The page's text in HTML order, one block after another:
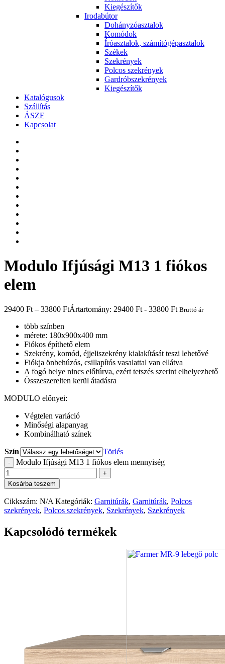
Kiegészítők
Irodabútor
Dohányzóasztalok
Komódok
Íróasztalok, számítógépasztalok
Székek
Szekrények
Polcos szekrények
Gardróbszekrények
Kiegészítők
Katalógusok
Szállítás
ÁSZF
Kapcsolat
Modulo Ifjúsági M13 1 fiókos
elem
29400 Ft – 33800 FtÁrtartomány: 29400 Ft - 33800 Ft Bruttó ár
több színben
mérete: 180x900x400 mm
Fiókos építhető elem
Szekrény, komód, éjjeliszekrény kialakítását teszi lehetővé
Fiókja önbehúzós, csillapítós vasalattal van ellátva
A fogó helye nincs előfúrva, ezért tetszés szerint elhelyezhető
Összeszerelten kerül átadásra
MODULO előnyei:
Végtelen variáció
Minőségi alapanyag
Kombinálható színek
Szín Törlés
- Modulo Ifjúsági M13 1 fiókos elem mennyiség
+
Kosárba teszem
Cikkszám: N/A Kategóriák: Garnitúrák, Garnitúrák, Polcos
szekrények, Polcos szekrények, Szekrények, Szekrények
Kapcsolódó termékek